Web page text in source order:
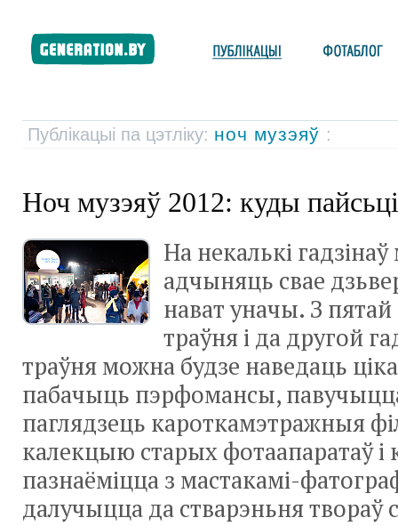
Публікацыі па цэтліку: ноч музэяў :
Ноч музэяў 2012: куды
На некалькі
адчыняць свае
нават уначы. З пятай
траўня і да другой
траўня можна будзе наведаць
пабачыць пэрфомансы,
паглядзець кароткамэтражныя
калекцыю старых фотаапаратаў і
пазнаёміцца з мастакамі-
далучыцца да стварэньня твораў